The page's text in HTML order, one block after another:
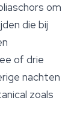
om
die bij
of drie
nachten
zoals